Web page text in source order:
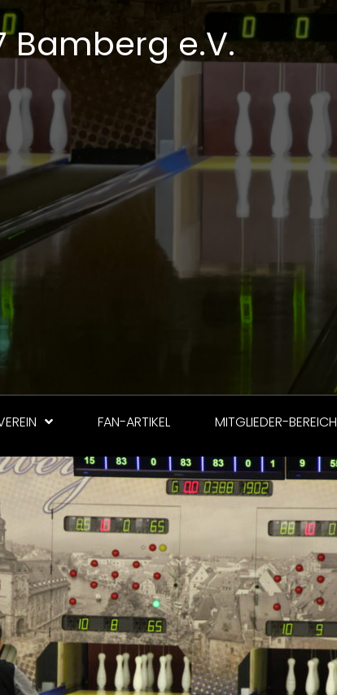
Bamberg e.V.
FAN-ARTIKEL MITGLIEDER-BEREICH